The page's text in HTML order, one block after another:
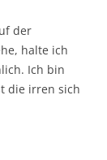
der
halte ich
Ich bin
die irren sich